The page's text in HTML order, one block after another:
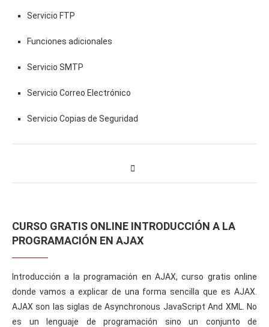
Servicio FTP
Funciones adicionales
Servicio SMTP
Servicio Correo Electrónico
Servicio Copias de Seguridad
CURSO GRATIS ONLINE INTRODUCCIÓN A LA
PROGRAMACIÓN EN AJAX
Introducción a la programación en AJAX, curso gratis online
donde vamos a explicar de una forma sencilla que es AJAX.
AJAX son las siglas de Asynchronous JavaScript And XML. No
es un lenguaje de programación sino un conjunto de